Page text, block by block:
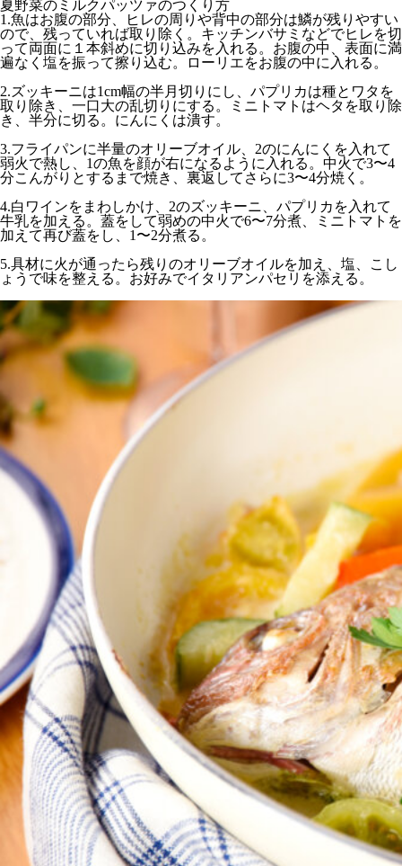
夏野菜のミルクパッツァのつくり方
1.魚はお腹の部分、ヒレの周りや背中の部分は鱗が残りやすい
ので、残っていれば取り除く。キッチンバサミなどでヒレを切
って両面に１本斜めに切り込みを入れる。お腹の中、表面に満
遍なく塩を振って擦り込む。ローリエをお腹の中に入れる。
2.ズッキーニは1cm幅の半月切りにし、パプリカは種とワタを
取り除き、一口大の乱切りにする。ミニトマトはヘタを取り除
き、半分に切る。にんにくは潰す。
3.フライパンに半量のオリーブオイル、2のにんにくを入れて
弱火で熱し、1の魚を顔が右になるように入れる。中火で3〜4
分こんがりとするまで焼き、裏返してさらに3〜4分焼く。
4.白ワインをまわしかけ、2のズッキーニ、パプリカを入れて
牛乳を加える。蓋をして弱めの中火で6〜7分煮、ミニトマトを
加えて再び蓋をし、1〜2分煮る。
5.具材に火が通ったら残りのオリーブオイルを加え、塩、こし
ょうで味を整える。お好みでイタリアンパセリを添える。